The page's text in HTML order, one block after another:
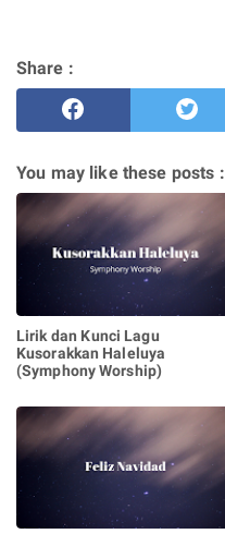
Share :
You may like these posts :
Lirik dan Kunci Lagu
Kusorakkan Haleluya
(Symphony Worship)